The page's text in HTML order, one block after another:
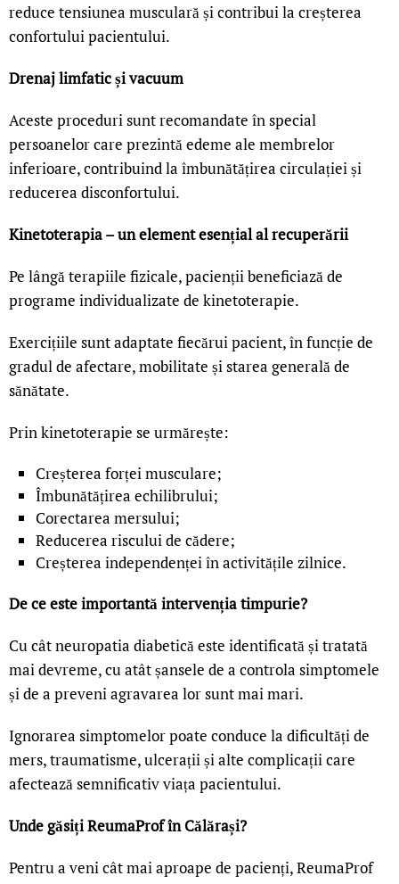
reduce tensiunea musculară și contribui la creșterea
confortului pacientului.
Drenaj limfatic și vacuum
Aceste proceduri sunt recomandate în special
persoanelor care prezintă edeme ale membrelor
inferioare, contribuind la îmbunătățirea circulației și
reducerea disconfortului.
Kinetoterapia – un element esențial al recuperării
Pe lângă terapiile fizicale, pacienții beneficiază de
programe individualizate de kinetoterapie.
Exercițiile sunt adaptate fiecărui pacient, în funcție de
gradul de afectare, mobilitate și starea generală de
sănătate.
Prin kinetoterapie se urmărește:
Creșterea forței musculare;
Îmbunătățirea echilibrului;
Corectarea mersului;
Reducerea riscului de cădere;
Creșterea independenței în activitățile zilnice.
De ce este importantă intervenția timpurie?
Cu cât neuropatia diabetică este identificată și tratată
mai devreme, cu atât șansele de a controla simptomele
și de a preveni agravarea lor sunt mai mari.
Ignorarea simptomelor poate conduce la dificultăți de
mers, traumatisme, ulcerații și alte complicații care
afectează semnificativ viața pacientului.
Unde găsiți ReumaProf în Călărași?
Pentru a veni cât mai aproape de pacienți, ReumaProf